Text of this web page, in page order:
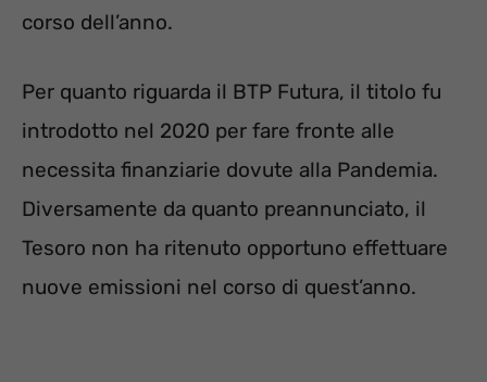
corso dell’anno.
Per quanto riguarda il BTP Futura, il titolo fu
introdotto nel 2020 per fare fronte alle
necessita finanziarie dovute alla Pandemia.
Diversamente da quanto preannunciato, il
Tesoro non ha ritenuto opportuno effettuare
nuove emissioni nel corso di quest’anno.